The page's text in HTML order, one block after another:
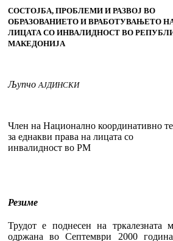
СОСТОЈБА, ПРОБЛЕМИ И РАЗВОЈ ВО
ОБРАЗОВАНИЕТО И ВРАБОТУВАЊЕТО
ЛИЦАТА СО ИНВАЛИДНОСТ ВО
МАКЕДОНИЈА
Љупчо АЈДИНСКИ
Член на Национално координативно
за еднакви права на лицата со
инвалидност во РМ
Резиме
Трудот е поднесен на тркалезната
одр­жа­на во Септември 2000